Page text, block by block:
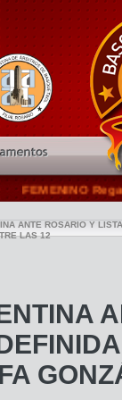
FEMENINO
ANTE ROSARIO Y
LAS 12